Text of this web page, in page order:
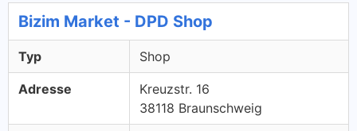
Bizim Market - DPD Shop
Typ Shop
Adresse
Kreuzstr. 16
38118 Braunschweig